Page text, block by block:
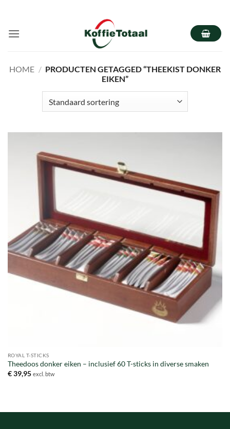
inhoud
HOME / PRODUCTEN GETAGGED “THEEKIST DONKER
EIKEN”
ROYAL T-STICKS
Theedoos donker eiken – inclusief 60 T-sticks in diverse smaken
€39,95 excl. btw